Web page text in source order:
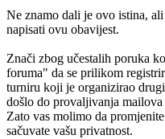
Ne znamo dali je ovo istina,
napisati ovu obavijest.
Znači zbog učestalih poruka
foruma" da se prilikom
turniru koji je organizirao
došlo do provaljivanja
Zato vas molimo da
sačuvate vašu privatnost.